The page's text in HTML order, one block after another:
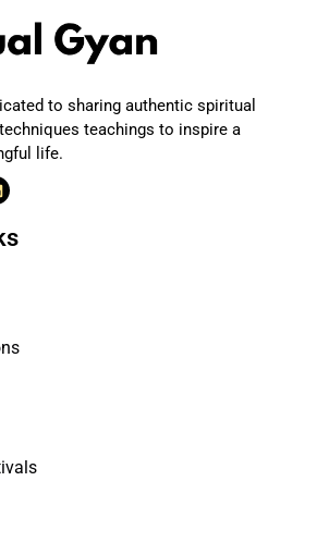
to sharing authentic spiritual
teachings to inspire a
life.